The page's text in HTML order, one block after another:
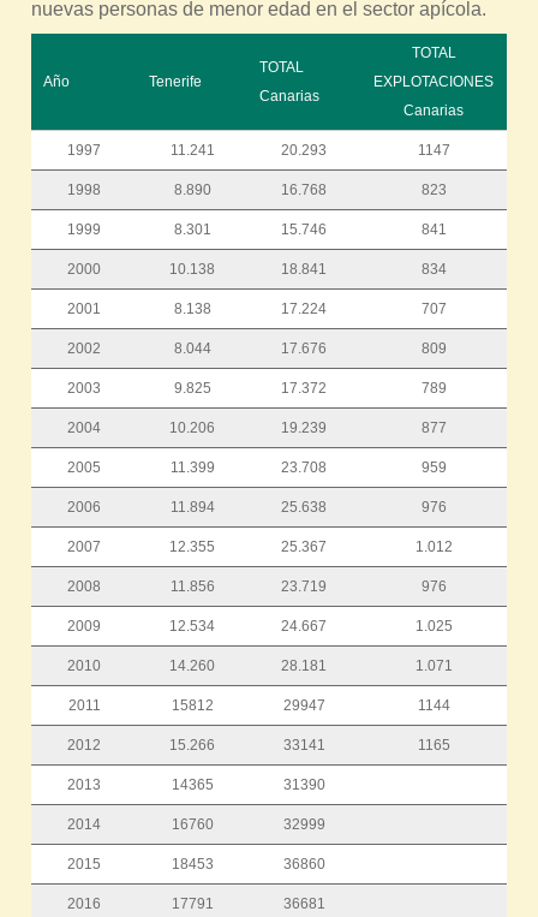
nuevas personas de menor edad en el sector apícola.
Año Tenerife
TOTAL
Canarias
TOTAL
EXPLOTACIONES
Canarias
1997 11.241 20.293 1147
1998 8.890 16.768 823
1999 8.301 15.746 841
2000 10.138 18.841 834
2001 8.138 17.224 707
2002 8.044 17.676 809
2003 9.825 17.372 789
2004 10.206 19.239 877
2005 11.399 23.708 959
2006 11.894 25.638 976
2007 12.355 25.367 1.012
2008 11.856 23.719 976
2009 12.534 24.667 1.025
2010 14.260 28.181 1.071
2011 15812 29947 1144
2012 15.266 33141 1165
2013 14365 31390
2014 16760 32999
2015 18453 36860
2016 17791 36681